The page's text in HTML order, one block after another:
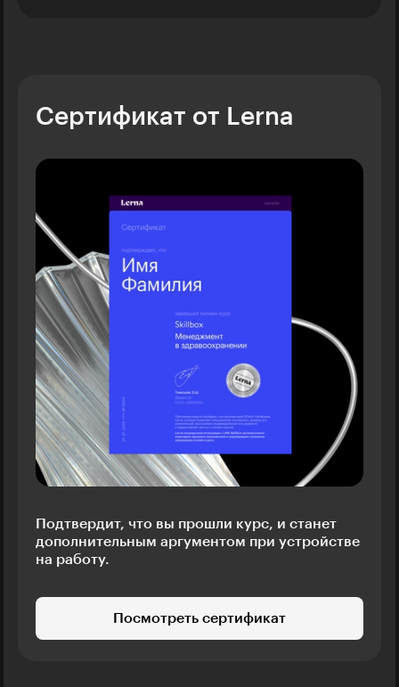
Сертификат от Lerna
Подтвердит, что вы прошли курс, и станет
дополнительным аргументом при устройстве
на работу.
Посмотреть сертификат